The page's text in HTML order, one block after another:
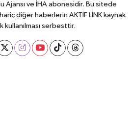
Ajansı ve İHA abonesidir. Bu sitede
diğer haberlerin AKTİF LİNK kaynak
kullanılması serbesttir.